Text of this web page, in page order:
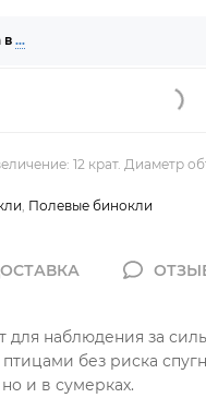
в …
12 крат. Диаметр
Полевые бинокли
для наблюдения за
без риска
и в сумерках.